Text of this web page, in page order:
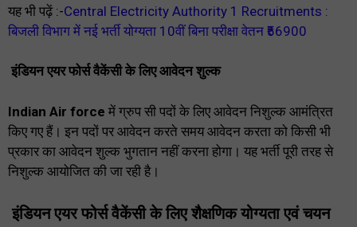
यह भी पढ़ें :-Central Electricity Authority 1 Recruitments :
बिजली विभाग में नई भर्ती योग्यता 10वीं बिना परीक्षा वेतन ₹56900
इंडियन एयर फोर्स वैकेंसी के लिए आवेदन शुल्क
Indian Air force में ग्रुप सी पदों के लिए आवेदन निशुल्क आमंत्रित
किए गए हैं। इन पदों पर आवेदन करते समय आवेदन करता को किसी भी
प्रकार का आवेदन शुल्क भुगतान नहीं करना होगा। यह भर्ती पूरी तरह से
निशुल्क आयोजित की जा रही है।
इंडियन एयर फोर्स वैकेंसी के लिए शैक्षणिक योग्यता एवं चयन